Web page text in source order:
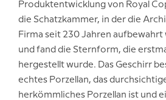
Produktentwicklung von Royal
die Schatzkammer, in der die
Firma seit 230 Jahren aufbewahrt
und fand die Sternform, die
hergestellt wurde. Das Geschirr
echtes Porzellan, das
herkömmliches Porzellan ist und